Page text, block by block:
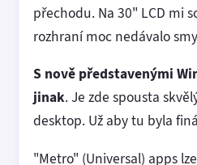
přechodu. Na 30" LCD mi
rozhraní moc nedávalo
S nově představenými
jinak. Je zde spousta
desktop. Už aby tu byla
"Metro" (Universal) apps